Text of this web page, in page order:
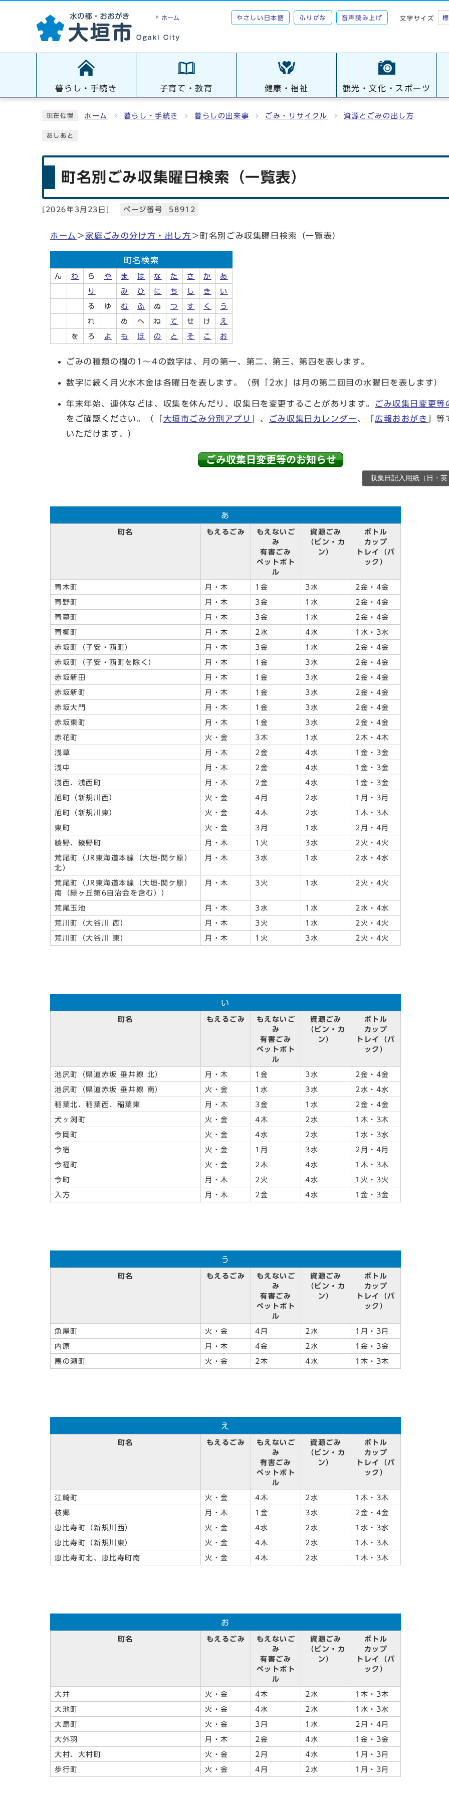
ホーム やさしい日本語 ふりがな 音声読み上げ 文字サイズ
暮らし・手続き 子育て・教育 健康・福祉 観光・文化・スポーツ
現在位置 ホーム 暮らし・手続き 暮らしの出来事 ごみ・リサイクル 資源とごみの出し方
あしあと
町名別ごみ収集曜日検索（一覧表）
2026年3月23日 ページ番号 58912
ホーム ＞ 家庭ごみの分け方・出し方 ＞町名別ごみ収集曜日検索（一覧表）
町名検索
ん わ ら や ま は な た さ か あ
り み ひ に ち し き い
る ゆ む ふ ぬ つ す く う
れ め へ ね て せ け え
を ろ よ も ほ の と そ こ お
ごみの種類の欄の1～4の数字は、月の第一、第二、第三、第四を表します。
数字に続く月火水木金は各曜日を表します。（例「2水」は月の第二回目の水曜日を表します）
年末年始、連休などは、収集を休んだり、収集日を変更することがあります。
ごみ収集日変更等
をご確認ください。（「 大垣市ごみ分別アプリ 」、 ごみ収集日カレンダー 、「 広報おおがき
」
いただけます。）
収集日記入用紙（日・
あ
町名 もえるごみ
もえないご
み
有害ごみ
ペットボト
ル
資源ごみ
（ビン・カ
ン）
ボトル
カップ
トレイ（パ
ック）
青木町 月・木 1金 3水 2金・4金
青野町 月・木 3金 1水 2金・4金
青墓町 月・木 3金 1水 2金・4金
青柳町 月・木 2水 4水 1水・3水
赤坂町（子安・西町） 月・木 3金 1水 2金・4金
赤坂町（子安・西町を除く） 月・木 1金 3水 2金・4金
赤坂新田 月・木 1金 3水 2金・4金
赤坂新町 月・木 1金 3水 2金・4金
赤坂大門 月・木 1金 3水 2金・4金
赤坂東町 月・木 1金 3水 2金・4金
赤花町 火・金 3木 1水 2木・4木
浅草 月・木 2金 4水 1金・3金
浅中 月・木 2金 4水 1金・3金
浅西、浅西町 月・木 2金 4水 1金・3金
旭町（新規川西） 火・金 4月 2水 1月・3月
旭町（新規川東） 火・金 4木 2水 1木・3木
東町 火・金 3月 1水 2月・4月
綾野、綾野町 月・木 1火 3水 2火・4火
荒尾町（JR東海道本線（大垣-関ケ原）
北）
月・木 3水 1水 2水・4水
荒尾町（JR東海道本線（大垣-関ケ原）
南（緑ヶ丘第6自治会を含む））
月・木 3火 1水 2火・4火
荒尾玉池 月・木 3水 1水 2水・4水
荒川町（大谷川 西） 月・木 3火 1水 2火・4火
荒川町（大谷川 東） 月・木 1火 3水 2火・4火
い
町名 もえるごみ
もえないご
み
有害ごみ
ペットボト
ル
資源ごみ
（ビン・カ
ン）
ボトル
カップ
トレイ（パ
ック）
池尻町（県道赤坂 垂井線 北） 月・木 1金 3水 2金・4金
池尻町（県道赤坂 垂井線 南） 火・金 1水 3水 2水・4水
稲葉北、稲葉西、稲葉東 月・木 3金 1水 2金・4金
犬ヶ渕町 火・金 4木 2水 1木・3木
今岡町 火・金 4水 2水 1水・3水
今宿 火・金 1月 3水 2月・4月
今福町 火・金 2木 4水 1木・3木
今町 月・木 2火 4水 1火・3火
入方 月・木 2金 4水 1金・3金
う
町名 もえるごみ
もえないご
み
有害ごみ
ペットボト
ル
資源ごみ
（ビン・カ
ン）
ボトル
カップ
トレイ（パ
ック）
魚屋町 火・金 4月 2水 1月・3月
内原 月・木 4金 2水 1金・3金
馬の瀬町 火・金 2木 4水 1木・3木
え
町名 もえるごみ
もえないご
み
有害ごみ
ペットボト
ル
資源ごみ
（ビン・カ
ン）
ボトル
カップ
トレイ（パ
ック）
江崎町 火・金 4木 2水 1木・3木
枝郷 月・木 1金 3水 2金・4金
恵比寿町（新規川西） 火・金 4水 2水 1水・3水
恵比寿町（新規川東） 火・金 4木 2水 1木・3木
恵比寿町北、恵比寿町南 火・金 4木 2水 1木・3木
お
町名 もえるごみ
もえないご
み
有害ごみ
ペットボト
ル
資源ごみ
（ビン・カ
ン）
ボトル
カップ
トレイ（パ
ック）
大井 火・金 4木 2水 1木・3木
大池町 火・金 4水 2水 1水・3水
大島町 火・金 3月 1水 2月・4月
大外羽 月・木 2金 4水 1金・3金
大村、大村町 火・金 2月 4水 1月・3月
歩行町 火・金 4月 2水 1月・3月